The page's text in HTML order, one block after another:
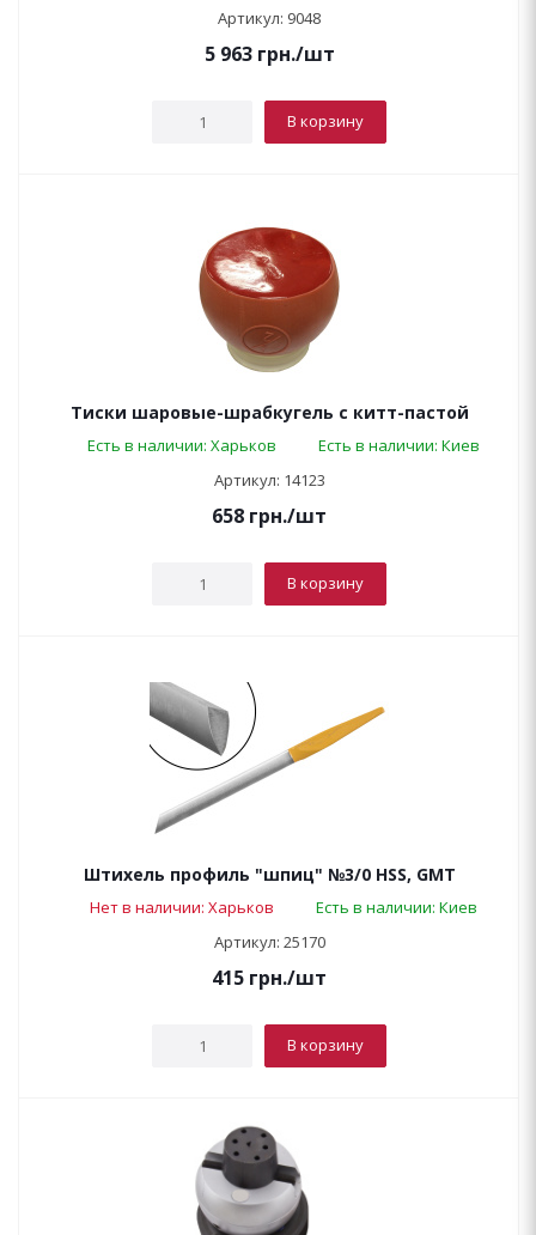
Артикул: 9048
5 963грн./шт
В корзину
Тиски шаровые-шрабкугель c китт-пастой
Есть в наличии: Харьков
Есть в наличии: Киев
Артикул: 14123
658 грн./шт
В корзину
Штихель профиль "шпиц" №3/0 HSS, GMT
Нет в наличии: Харьков
Есть в наличии: Киев
Артикул: 25170
415 грн./шт
В корзину